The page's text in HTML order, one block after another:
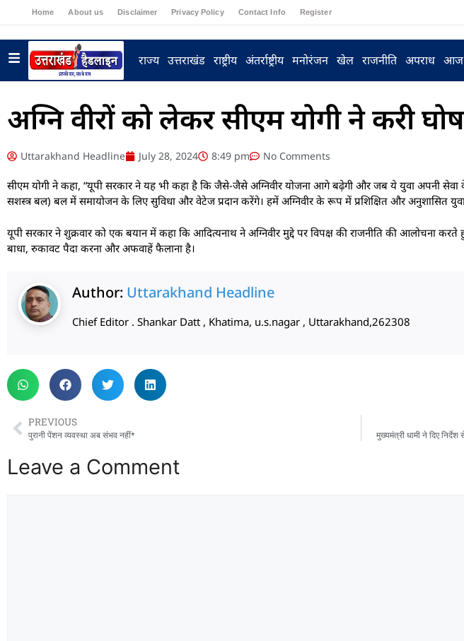
Home About us Disclaimer Privacy Policy Contact Info Register
राज्य उत्तराखंड राष्ट्रीय अंतर्राष्ट्रीय मनोरंजन खेल राजनीति अपराध आज
अग्नि वीरों को लेकर सीएम योगी ने करी
Uttarakhand Headline July 28, 2024 8:49 pm No Comments
सीएम योगी ने कहा, “यूपी सरकार ने यह भी कहा है कि जैसे-जैसे अग्निवीर योजना आगे बढ़ेगी और जब ये युवा अपनी सेवा
सशस्त्र बल) बल में समायोजन के लिए सुविधा और वेटेज प्रदान करेंगे। हमें अग्निवीर के रूप में प्रशिक्षित और अनुशासित
यूपी सरकार ने शुक्रवार को एक बयान में कहा कि आदित्यनाथ ने अग्निवीर मुद्दे पर विपक्ष की राजनीति की आलोचना
बाधा, रुकावट पैदा करना और अफवाहें फैलाना है।
Author: Uttarakhand Headline
Chief Editor . Shankar Datt , Khatima, u.s.nagar , Uttarakhand,262308
PREVIOUS
पुरानी पेंशन व्यवस्था अब संभव नहीं* मुख्यमंत्री धामी ने दिए
Leave a Comment